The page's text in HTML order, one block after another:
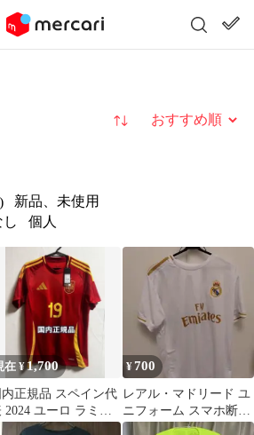
並び替え
新品、未使用
個人
在 ¥1,700
内正規品 スペイン代
2024 ユーロ ラミン
マル タグ付き
¥700
レアル・マドリード ユ
ニフォーム スマホ断ち
111